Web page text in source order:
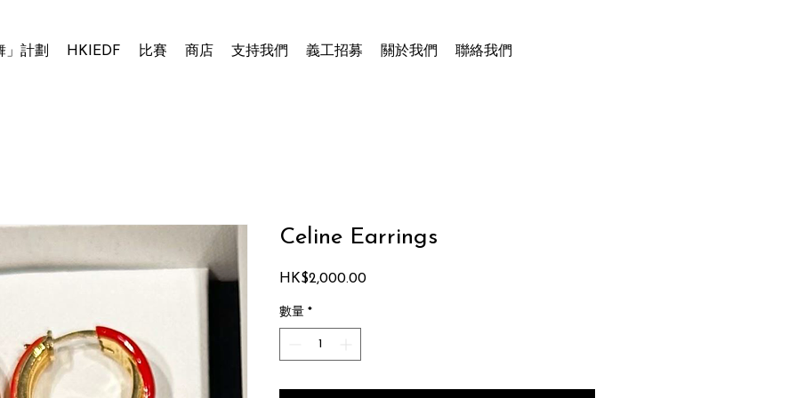
」計劃 HKIEDF 比賽 商店 支持我們 義工招募 關於我們 聯絡我們
Celine Earrings
HK$2,000.00價
數量 *